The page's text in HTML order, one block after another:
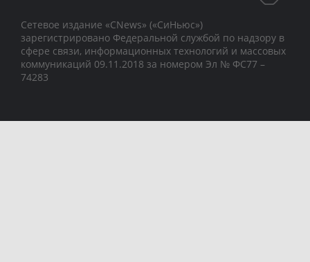
Сетевое издание «CNews» («СиНьюс»)
зарегистрировано Федеральной службой по надзору в
сфере связи, информационных технологий и массовых
коммуникаций 09.11.2018 за номером Эл № ФС77 –
74283